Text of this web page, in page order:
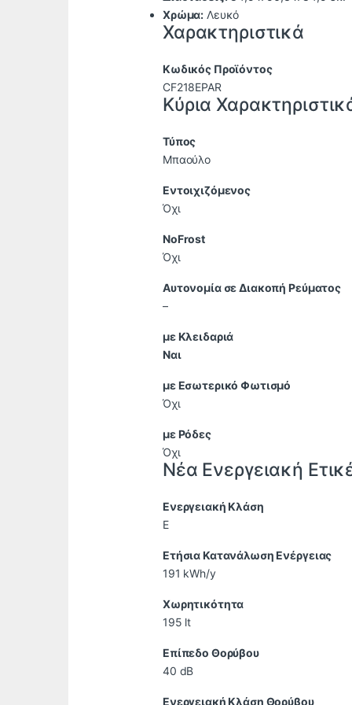
Χρώμα: Λευκό
Χαρακτηριστικά
Κωδικός Προϊόντος
CF218EPAR
Κύρια
Τύπος
Μπαούλο
Εντοιχιζόμενος
Όχι
NoFrost
Όχι
Αυτονομία σε Διακοπή Ρεύματος
–
με Κλειδαριά
Ναι
με Εσωτερικό Φωτισμό
Όχι
με Ρόδες
Όχι
Νέα Ενεργειακή
Ενεργειακή Κλάση
E
Ετήσια Κατανάλωση Ενέργειας
191 kWh/y
Χωρητικότητα
195 lt
Επίπεδο Θορύβου
40 dB
Ενεργειακή Κλάση Θορύβου